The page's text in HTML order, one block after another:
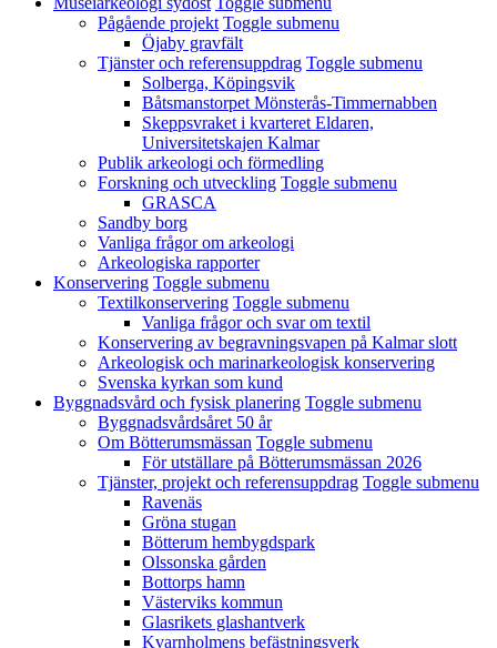
Pågående projekt Toggle submenu
Öjaby gravfält
Tjänster och referensuppdrag Toggle submenu
Solberga, Köpingsvik
Båtsmanstorpet Mönsterås-Timmernabben
Skeppsvraket i kvarteret Eldaren,
Universitetskajen Kalmar
Publik arkeologi och förmedling
Forskning och utveckling Toggle submenu
GRASCA
Sandby borg
Vanliga frågor om arkeologi
Arkeologiska rapporter
Konservering Toggle submenu
Textilkonservering Toggle submenu
Vanliga frågor och svar om textil
Konservering av begravningsvapen på Kalmar slott
Arkeologisk och marinarkeologisk konservering
Svenska kyrkan som kund
Byggnadsvård och fysisk planering Toggle submenu
Byggnadsvårdsåret 50 år
Om Bötterumsmässan Toggle submenu
För utställare på Bötterumsmässan 2026
Tjänster, projekt och referensuppdrag Toggle submenu
Ravenäs
Gröna stugan
Bötterum hembygdspark
Olssonska gården
Bottorps hamn
Västerviks kommun
Glasrikets glashantverk
Kvarnholmens befästningsverk